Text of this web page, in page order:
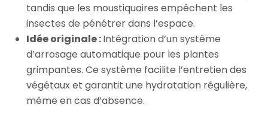
tandis que les moustiquaires empêchent les
insectes de pénétrer dans l’espace.
Idée originale :Intégration d’un système
d’arrosage automatique pour les plantes
grimpantes. Ce système facilite l’entretien des
végétaux et garantit une hydratation régulière,
même en cas d’absence.